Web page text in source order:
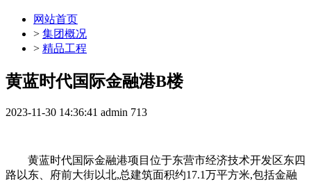
网站首页
> 集团概况
> 精品工程
黄蓝时代国际金融港B楼
2023-11-30 14:36:41 admin 713
黄蓝时代国际金融港项目位于东营市经济技术开发区东四
路以东、府前大街以北,总建筑面积约17.1万平方米,包括金融